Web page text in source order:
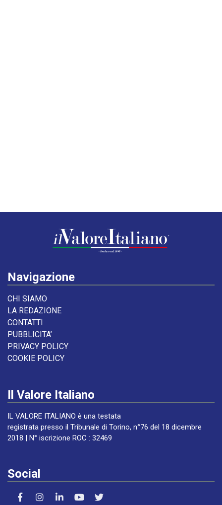
Navigazione
CHI SIAMO
LA REDAZIONE
CONTATTI
PUBBLICITA’
PRIVACY POLICY
COOKIE POLICY
Il Valore Italiano
IL VALORE ITALIANO è una testata
registrata presso il Tribunale di Torino, n°76 del 18 dicembre
2018 | N° iscrizione ROC : 32469
Social